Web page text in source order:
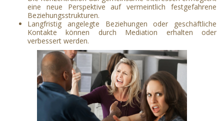
eine neue Perspektive auf vermeintlich festgefahrene
Beziehungsstrukturen.
Langfristig angelegte Beziehungen oder geschäftliche
Kontakte können durch Mediation erhalten oder
verbessert werden.